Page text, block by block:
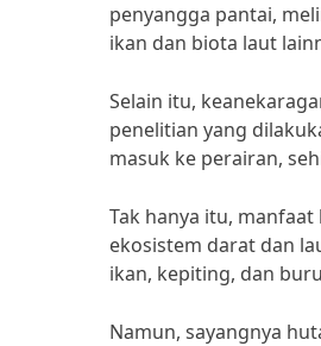
penyangga pantai,
ikan dan biota laut
Selain itu,
penelitian yang
masuk ke perairan,
Tak hanya itu,
ekosistem darat dan
ikan, kepiting, dan
Namun, sayangnya